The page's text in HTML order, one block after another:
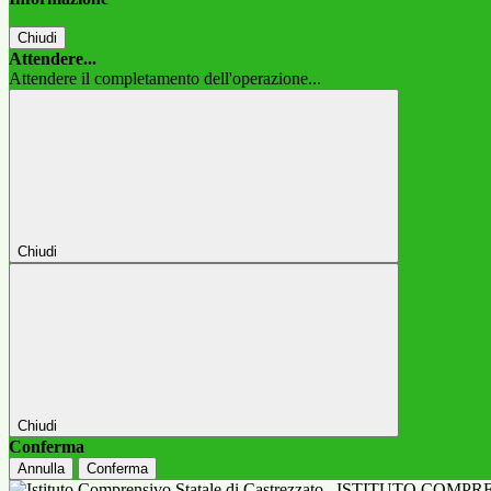
Chiudi
Attendere...
Attendere il completamento dell'operazione...
Chiudi
Chiudi
Conferma
Annulla Conferma